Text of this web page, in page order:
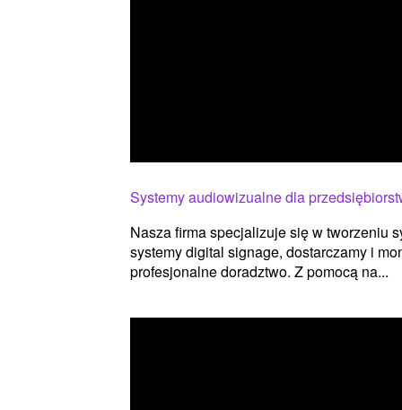
Systemy audiowizualne dla
Nasza firma specjalizuje się w tworzeniu
systemy digital signage, dostarczamy i
profesjonalne doradztwo. Z pomocą na...